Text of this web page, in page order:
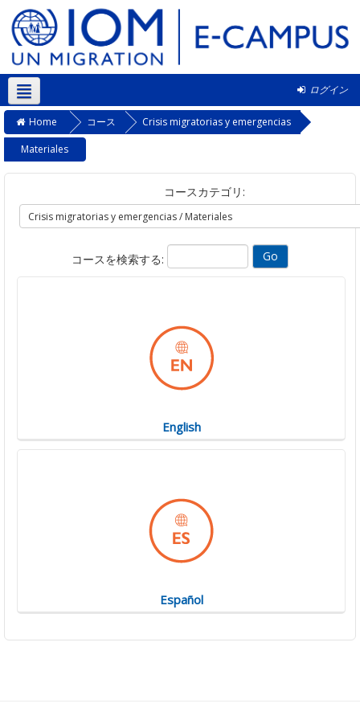
ログイン
日本語 ‎(ja)‎
Home コース
Crisis migratorias y emergencias
Materiales
コースカテゴリ:
コースを検索する:
English
Español